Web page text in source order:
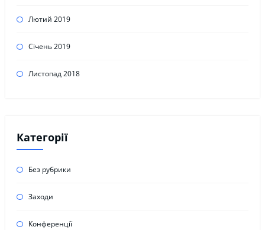
Лютий 2019
Січень 2019
Листопад 2018
Категорії
Без рубрики
Заходи
Конференції